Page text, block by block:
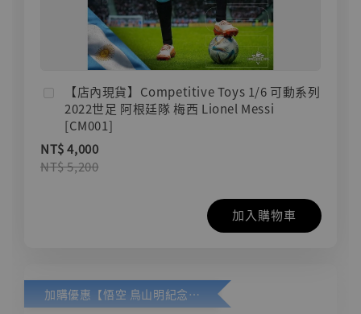
【店內現貨】Competitive Toys 1/6 可動系列
2022世足 阿根廷隊 梅西 Lionel Messi
[CM001]
NT$ 4,000
NT$ 5,200
加入購物車
加購優惠【悟空 鳥山明紀念款 [奇蹟工作室]】